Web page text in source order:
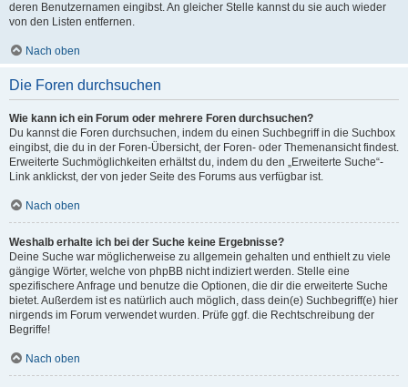
deren Benutzernamen eingibst. An gleicher Stelle kannst du sie auch wieder
von den Listen entfernen.
Nach oben
Die Foren durchsuchen
Wie kann ich ein Forum oder mehrere Foren durchsuchen?
Du kannst die Foren durchsuchen, indem du einen Suchbegriff in die Suchbox
eingibst, die du in der Foren-Übersicht, der Foren- oder Themenansicht findest.
Erweiterte Suchmöglichkeiten erhältst du, indem du den „Erweiterte Suche“-
Link anklickst, der von jeder Seite des Forums aus verfügbar ist.
Nach oben
Weshalb erhalte ich bei der Suche keine Ergebnisse?
Deine Suche war möglicherweise zu allgemein gehalten und enthielt zu viele
gängige Wörter, welche von phpBB nicht indiziert werden. Stelle eine
spezifischere Anfrage und benutze die Optionen, die dir die erweiterte Suche
bietet. Außerdem ist es natürlich auch möglich, dass dein(e) Suchbegriff(e) hier
nirgends im Forum verwendet wurden. Prüfe ggf. die Rechtschreibung der
Begriffe!
Nach oben